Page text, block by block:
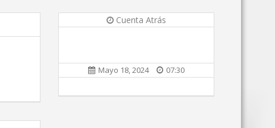
Cuenta Atrás
Mayo 18, 2024 07:30